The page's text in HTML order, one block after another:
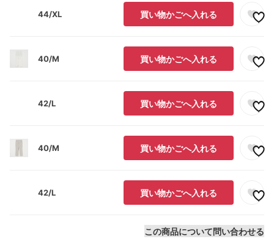
44/XL 買い物かごへ入れる
40/M 買い物かごへ入れる
42/L 買い物かごへ入れる
40/M 買い物かごへ入れる
42/L 買い物かごへ入れる
この商品について問い合わせる